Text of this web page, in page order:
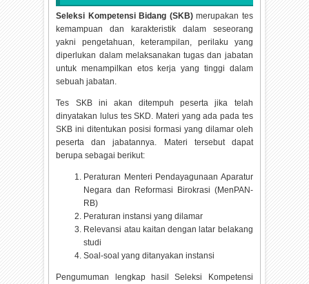
Seleksi Kompetensi Bidang (SKB)merupakan tes
kemampuan dan karakteristik dalam seseorang
yakni pengetahuan, keterampilan, perilaku yang
diperlukan dalam melaksanakan tugas dan jabatan
untuk menampilkan etos kerja yang tinggi dalam
sebuah jabatan.
Tes SKB ini akan ditempuh peserta jika telah
dinyatakan lulus tes SKD. Materi yang ada pada tes
SKB ini ditentukan posisi formasi yang dilamar oleh
peserta dan jabatannya. Materi tersebut dapat
berupa sebagai berikut:
Peraturan Menteri Pendayagunaan Aparatur
Negara dan Reformasi Birokrasi (MenPAN-
RB)
Peraturan instansi yang dilamar
Relevansi atau kaitan dengan latar belakang
studi
Soal-soal yang ditanyakan instansi
Pengumuman lengkap hasil Seleksi Kompetensi